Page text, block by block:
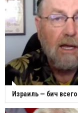
Израиль — бич